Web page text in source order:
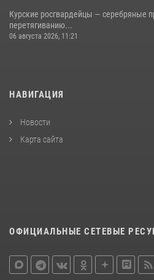
Курские росгвардейцы — серебряные
перетягиванию...
06 августа 2026, 11:21
НАВИГАЦИЯ
Новости
Карта сайта
ОФИЦИАЛЬНЫЕ СЕТЕВЫЕ